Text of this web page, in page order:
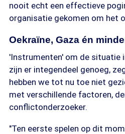
nooit echt een effectieve
organisatie gekomen om het
Oekraïne, Gaza én
'Instrumenten' om de situatie
zijn er integendeel genoeg,
hebben we tot nu toe niet
met verschillende factoren,
conflictonderzoeker.
"Ten eerste spelen op dit